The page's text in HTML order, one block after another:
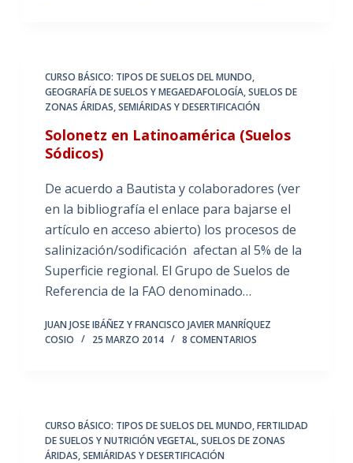
CURSO BÁSICO: TIPOS DE SUELOS DEL MUNDO,
GEOGRAFÍA DE SUELOS Y MEGAEDAFOLOGÍA,SUELOS DE
ZONAS ÁRIDAS, SEMIÁRIDAS Y DESERTIFICACIÓN
Solonetz en Latinoamérica (Suelos
Sódicos)
De acuerdo a Bautista y colaboradores (ver
en la bibliografía el enlace para bajarse el
artículo en acceso abierto) los procesos de
salinización/sodificación afectan al 5% de la
Superficie regional. El Grupo de Suelos de
Referencia de la FAO denominado…
JUAN JOSE IBÁÑEZ Y FRANCISCO JAVIER MANRÍQUEZ
COSIO
25 MARZO 2014 8 COMENTARIOS
CURSO BÁSICO: TIPOS DE SUELOS DEL MUNDO,FERTILIDAD
DE SUELOS Y NUTRICIÓN VEGETAL,SUELOS DE ZONAS
ÁRIDAS, SEMIÁRIDAS Y DESERTIFICACIÓN